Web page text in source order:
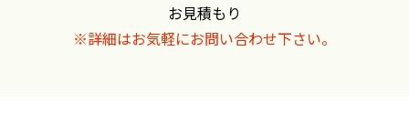
お見積もり
※詳細はお気軽にお問い合わせ下さい。